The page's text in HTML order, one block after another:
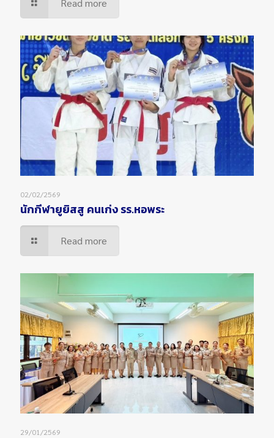
Read more
02/02/2569
นักกีฬายูยิสสู คนเก่ง รร.หอพระ
Read more
29/01/2569